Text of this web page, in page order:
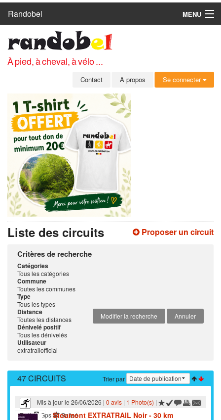
Randobel
MENU
CIRCUITS
CLUBS
MEMBRES
SE CONNECTER
INSCRIPTION GRATUITE
MOT DE PASSE OUBLIÉ
À pied, à cheval, à vélo ...
Contact A propos Se connecter
Proposer un circuit
Liste des circuits
Critères de recherche
Catégories
Tous les catégories
Commune
Toutes les communes
Type
Tous les types
Modifier la recherche
Annuler
Distance
Toutes les distances
Dénivelé positif
Tous les dénivelés
Utilisateur
extratrailofficial
Trier par
47 CIRCUITS
Mis à jour le 26/06/2026 | 0 avis| 1 Photo(s) |
Trail
Gps Balisé
Stoumont EXTRATRAIL Noir - 30 km